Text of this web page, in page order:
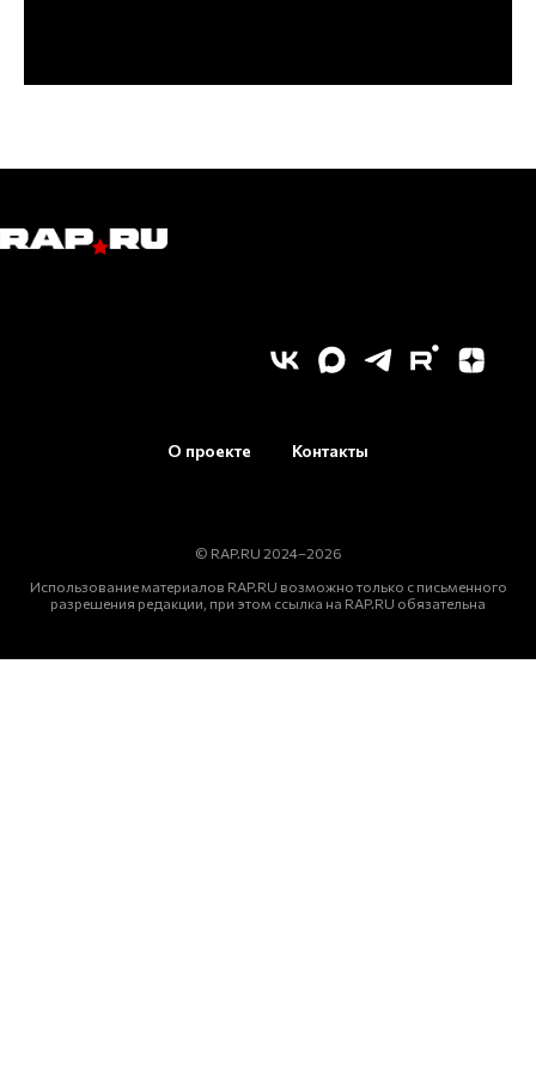
О проекте Контакты
© RAP.RU 2024–2026
Использование материалов RAP.RU возможно только с письменного
разрешения редакции, при этом ссылка на RAP.RU обязательна